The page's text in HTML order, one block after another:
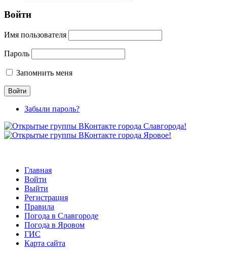
Войти
Имя пользователя
Пароль
Запомнить меня
Забыли пароль?
Главная
Войти
Выйти
Регистрация
Правила
Погода в Славгороде
Погода в Яровом
ГИС
Карта сайта